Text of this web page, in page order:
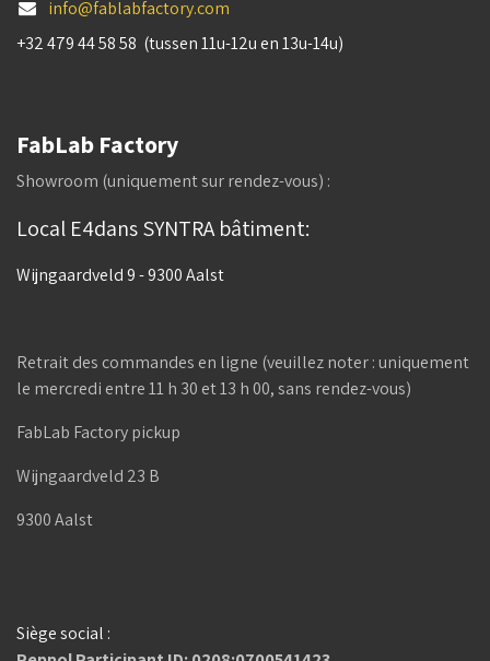
info@fablabfactory.com
+32 479 44 58 58 (tussen 11u-12u en 13u-14u)
FabLab Factory
Showroom (uniquement sur rendez-vous) :
Local E4dans SYNTRA bâtiment:
Wijngaardveld 9 - 9300 Aalst
Retrait des commandes en ligne (veuillez noter : uniquement
le mercredi entre 11 h 30 et 13 h 00, sans rendez-vous)
FabLab Factory pickup
Wijngaardveld 23 B
9300 Aalst
Siège social :